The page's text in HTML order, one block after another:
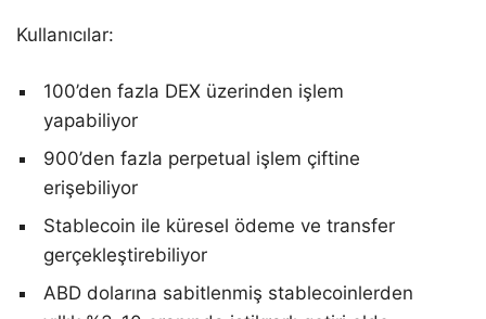
Kullanıcılar:
100’den fazla DEX üzerinden işlem
yapabiliyor
900’den fazla perpetual işlem çiftine
erişebiliyor
Stablecoin ile küresel ödeme ve transfer
gerçekleştirebiliyor
ABD dolarına sabitlenmiş stablecoinlerden